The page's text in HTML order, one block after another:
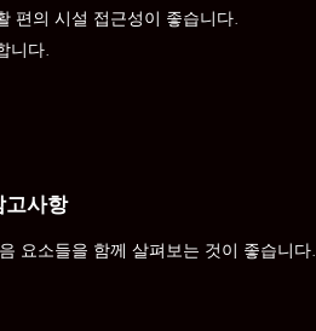
편의 시설 접근성이 좋습니다.
니다.
사항
요소들을 함께 살펴보는 것이 좋습니다.